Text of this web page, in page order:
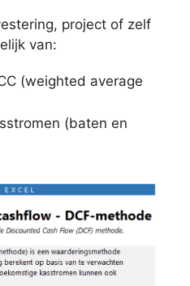
project of zelf
van:
(weighted average
(baten en